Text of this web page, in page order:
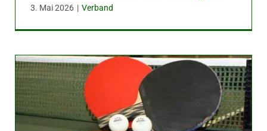
3. Mai 2026 | Verband